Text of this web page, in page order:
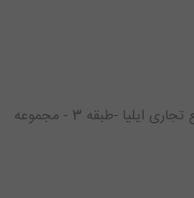
مشهد - شهرک غرب - مجتمع تجاری ایلیا -طبقه 3 - مجموعه